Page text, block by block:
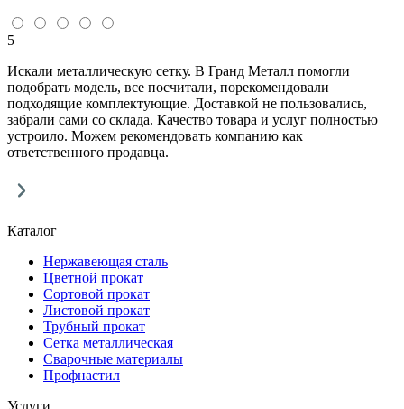
5
Искали металлическую сетку. В Гранд Металл помогли
подобрать модель, все посчитали, порекомендовали
подходящие комплектующие. Доставкой не пользовались,
забрали сами со склада. Качество товара и услуг полностью
устроило. Можем рекомендовать компанию как
ответственного продавца.
Каталог
Нержавеющая сталь
Цветной прокат
Сортовой прокат
Листовой прокат
Трубный прокат
Сетка металлическая
Сварочные материалы
Профнастил
Услуги